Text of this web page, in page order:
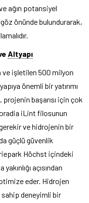
ağın potansiyel
önünde bulundurarak,
Altyapı
ve işletilen 500 milyon
önemli bir yatırımı
başarısı için çok
iLint filosunun
ve hidrojenin bir
güçlü güvenlik
Höchst içindeki
açısından
eder. Hidrojen
deneyimli bir